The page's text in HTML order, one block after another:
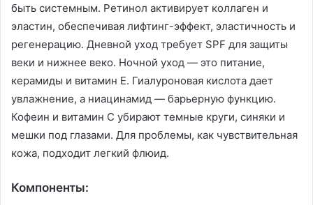
быть системным. Ретинол активирует коллаген и
эластин, обеспечивая лифтинг-эффект, эластичность и
регенерацию. Дневной уход требует SPF для защиты
веки и нижнее веко. Ночной уход — это питание,
керамиды и витамин Е. Гиалуроновая кислота дает
увлажнение, а ниацинамид — барьерную функцию.
Кофеин и витамин С убирают темные круги, синяки и
мешки под глазами. Для проблемы, как чувствительная
кожа, подходит легкий флюид.
Компоненты: